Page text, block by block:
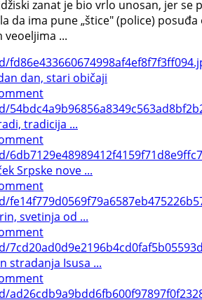
zanat je bio vrlo unosan, jer
da ima pune „štice" (police)
...
dan, stari običaji
tradicija ...
Srpske nove ...
svetinja od ...
stradanja Isusa ...